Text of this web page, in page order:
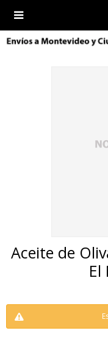

Aceite de